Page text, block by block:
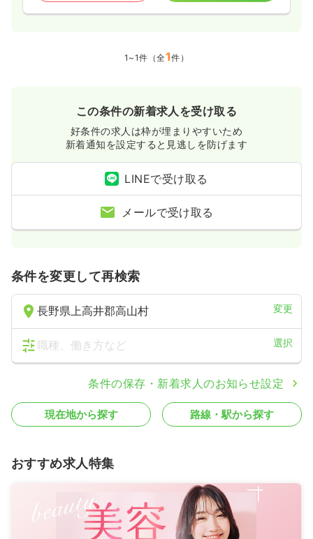
1~1件（全1件）
この条件の新着求人を受け取る
好条件の求人は枠が埋まりやすいため
新着通知を設定すると見逃しを防げます
LINEで受け取る
メールで受け取る
条件を変更して再検索
長野県上高井郡高山村 変更
職種、働き方など 選択
条件の保存・新着求人のお知らせ設定
現在地から探す 路線・駅から探す
おすすめ求人特集